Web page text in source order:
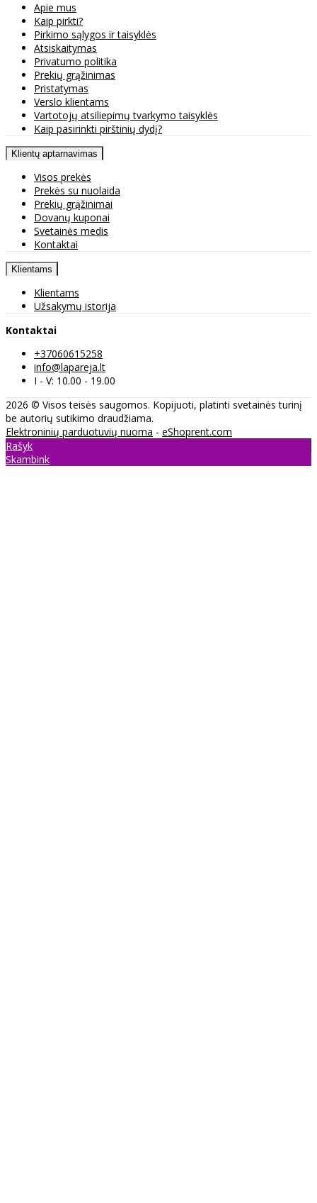
Apie mus
Kaip pirkti?
Pirkimo sąlygos ir taisyklės
Atsiskaitymas
Privatumo politika
Prekių grąžinimas
Pristatymas
Verslo klientams
Vartotojų atsiliepimų tvarkymo taisyklės
Kaip pasirinkti pirštinių dydį?
Klientų aptarnavimas
Visos prekės
Prekės su nuolaida
Prekių grąžinimai
Dovanų kuponai
Svetainės medis
Kontaktai
Klientams
Klientams
Užsakymų istorija
Kontaktai
+37060615258
info@lapareja.lt
I - V: 10.00 - 19.00
2026 © Visos teisės saugomos. Kopijuoti, platinti svetainės turinį
be autorių sutikimo draudžiama.
Elektroninių parduotuvių nuoma - eShoprent.com
Rašyk
Skambink